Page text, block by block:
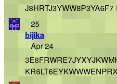
J8HRTJ3YWW8P3YA6F7
25
bijika
Apr 24